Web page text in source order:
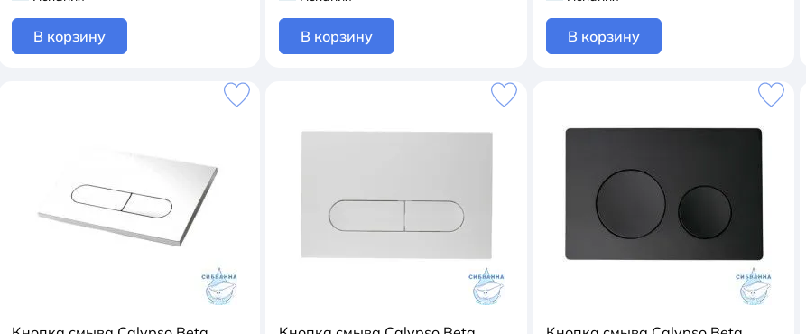
В корзину В корзину В корзину